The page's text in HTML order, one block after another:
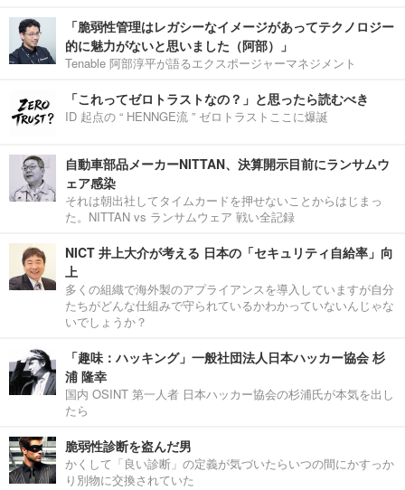
「脆弱性管理はレガシーなイメージがあってテクノロジー
的に魅力がないと思いました（阿部）」
Tenable 阿部淳平が語るエクスポージャーマネジメント
「これってゼロトラストなの？」と思ったら読むべき
ID 起点の “ HENNGE流 ” ゼロトラストここに爆誕
自動車部品メーカーNITTAN、決算開示目前にランサムウ
ェア感染
それは朝出社してタイムカードを押せないことからはじまっ
た。NITTAN vs ランサムウェア 戦い全記録
NICT 井上大介が考える 日本の「セキュリティ自給率」向
上
多くの組織で海外製のアプライアンスを導入していますが自分
たちがどんな仕組みで守られているかわかっていないんじゃな
いでしょうか？
「趣味：ハッキング」一般社団法人日本ハッカー協会 杉
浦 隆幸
国内 OSINT 第一人者 日本ハッカー協会の杉浦氏が本気を出し
たら
脆弱性診断を盗んだ男
かくして「良い診断」の定義が気づいたらいつの間にかすっか
り別物に交換されていた